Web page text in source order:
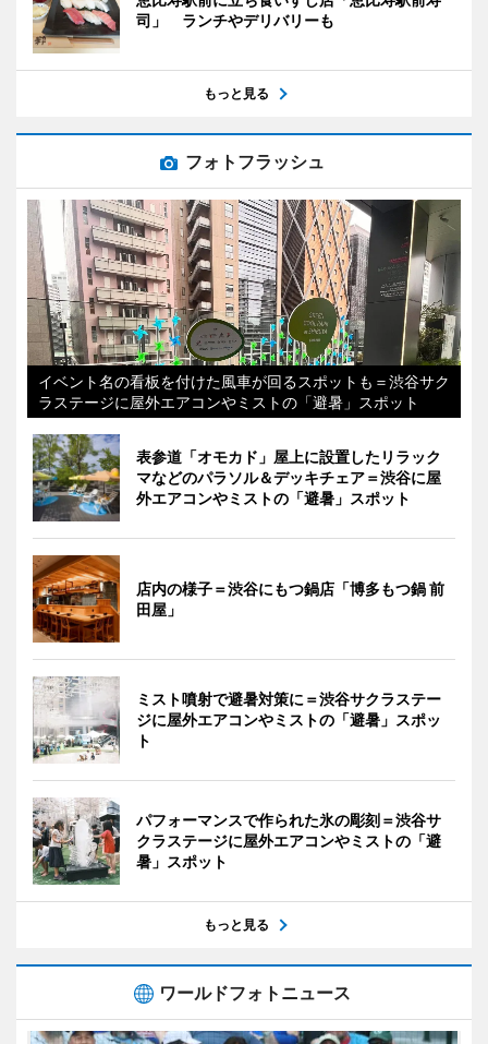
司」 ランチやデリバリーも
もっと見る
フォトフラッシュ
イベント名の看板を付けた風車が回るスポットも＝渋谷サク
ラステージに屋外エアコンやミストの「避暑」スポット
表参道「オモカド」屋上に設置したリラック
マなどのパラソル＆デッキチェア＝渋谷に屋
外エアコンやミストの「避暑」スポット
店内の様子＝渋谷にもつ鍋店「博多もつ鍋 前
田屋」
ミスト噴射で避暑対策に＝渋谷サクラステー
ジに屋外エアコンやミストの「避暑」スポッ
ト
パフォーマンスで作られた氷の彫刻＝渋谷サ
クラステージに屋外エアコンやミストの「避
暑」スポット
もっと見る
ワールドフォトニュース